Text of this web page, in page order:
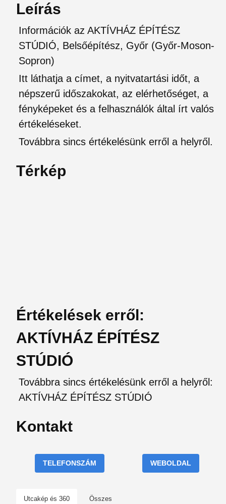
Leírás
Információk az AKTÍVHÁZ ÉPÍTÉSZ
STÚDIÓ, Belsőépítész, Győr (Győr-Moson-
Sopron)
Itt láthatja a címet, a nyitvatartási időt, a
népszerű időszakokat, az elérhetőséget, a
fényképeket és a felhasználók által írt valós
értékeléseket.
Továbbra sincs értékelésünk erről a helyről.
Térkép
Értékelések erről:
AKTÍVHÁZ ÉPÍTÉSZ
STÚDIÓ
Továbbra sincs értékelésünk erről a helyről:
AKTÍVHÁZ ÉPÍTÉSZ STÚDIÓ
Kontakt
TELEFONSZÁM WEBOLDAL
Utcakép és 360 Összes